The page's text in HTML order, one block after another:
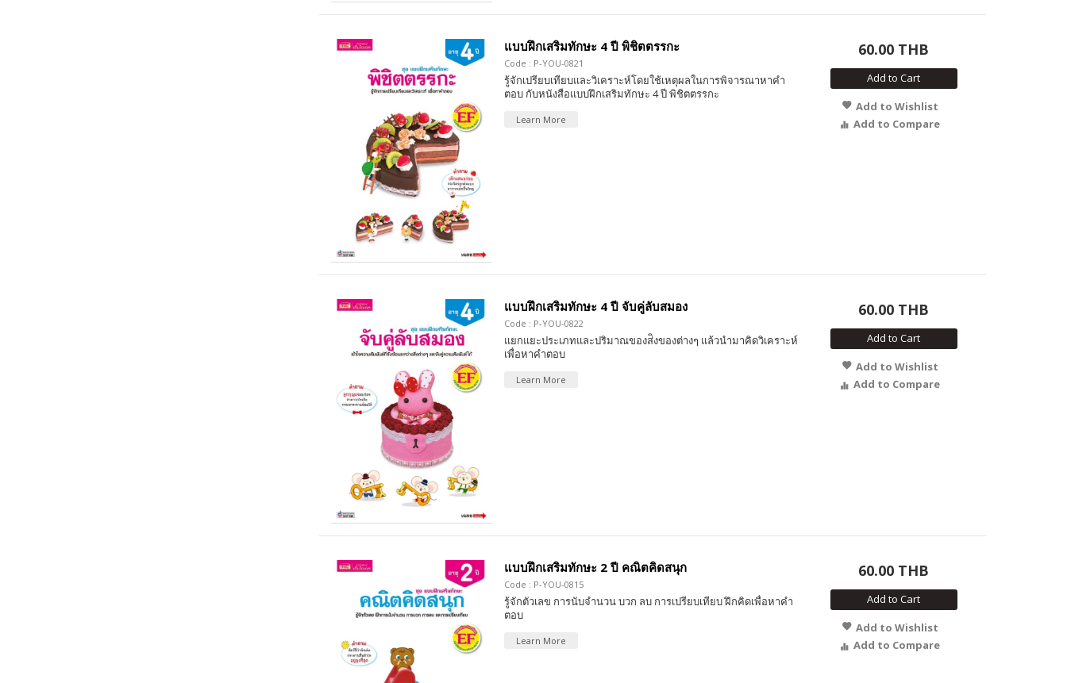
แบบฝึกเสริมทักษะ 4 ปี พิชิตตรรกะ
Code : P-YOU-0821
รู้จักเปรียบเทียบและวิเคราะห์โดยใช้เหตุผลในการพิจารณาหาคำ
ตอบ กับหนังสือแบบฝึกเสริมทักษะ 4 ปี พิชิตตรรกะ
Learn More
60.00 THB
Add to Cart
Add to Wishlist
Add to Compare
แบบฝึกเสริมทักษะ 4 ปี จับคู่ลับสมอง
Code : P-YOU-0822
แยกแยะประเภทและปริมาณของส่ิงของต่างๆ แล้วนำมาคิดวิเคราะห์
เพื่อหาคำตอบ
Learn More
60.00 THB
Add to Cart
Add to Wishlist
Add to Compare
แบบฝึกเสริมทักษะ 2 ปี คณิตคิดสนุก
Code : P-YOU-0815
รู้จักตัวเลข การนับจำนวน บวก ลบ การเปรียบเทียบ ฝึกคิดเพื่อหาคำ
ตอบ
Learn More
60.00 THB
Add to Cart
Add to Wishlist
Add to Compare